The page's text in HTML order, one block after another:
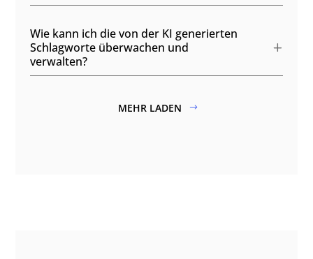
Wie kann ich die von der KI generierten
Schlagworte überwachen und
verwalten?
MEHR LADEN